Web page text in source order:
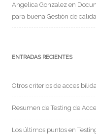
Angelica Gonzalez en
para buena Gestión de
ENTRADAS RECIENTES
Otros criterios de
Resumen de Testing de
Los últimos puntos en